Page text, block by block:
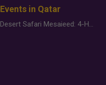
Events in Qatar
Desert Safari Mesaieed: 4-Hour Dunes & Inland Sea Adventure